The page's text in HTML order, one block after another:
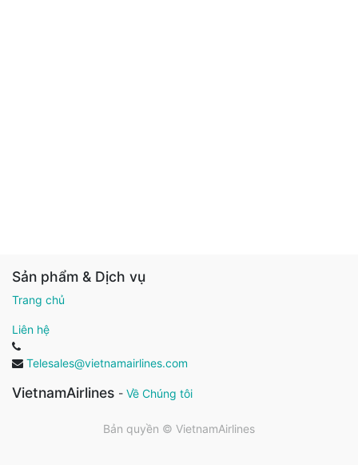
Sản phẩm & Dịch vụ
Trang chủ
Liên hệ
Telesales@vietnamairlines.com
VietnamAirlines - Về Chúng tôi
Bản quyền © VietnamAirlines